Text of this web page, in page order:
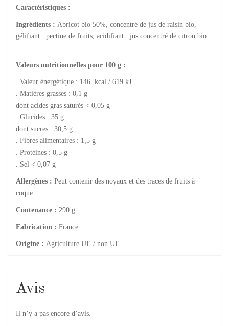
Caractéristiques :
Ingrédients : Abricot bio 50%, concentré de jus de raisin bio,
gélifiant : pectine de fruits, acidifiant : jus concentré de citron bio.
Valeurs nutritionnelles pour 100 g :
. Valeur énergétique : 146 kcal / 619 kJ
. Matières grasses : 0,1 g
dont acides gras saturés < 0,05 g
. Glucides : 35 g
dont sucres : 30,5 g
. Fibres alimentaires : 1,5 g
. Protéines : 0,5 g
. Sel < 0,07 g
Allergènes : Peut contenir des noyaux et des traces de fruits à
coque.
Contenance : 290 g
Fabrication : France
Origine : Agriculture UE / non UE
Avis
Il n’y a pas encore d’avis.